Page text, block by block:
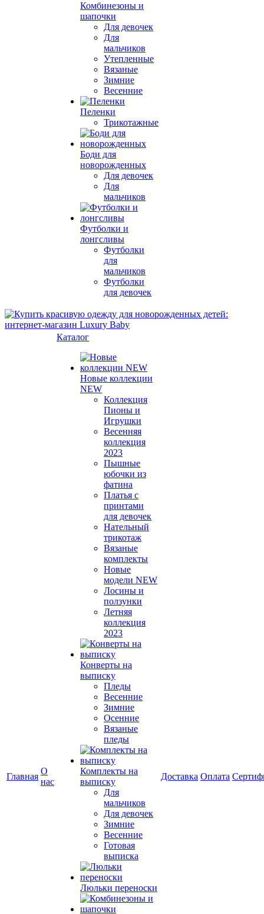
Комбинезоны и
шапочки
Для девочек
Для
мальчиков
Утепленные
Вязаные
Зимние
Весенние
Пеленки
Трикотажные
Боди для
новорожденных
Для девочек
Для
мальчиков
Футболки и
лонгсливы
Футболки
для
мальчиков
Футболки
для девочек
Главная
О
нас
Каталог
Новые коллекции
NEW
Коллекция
Пионы и
Игрушки
Весенняя
коллекция
2023
Пышные
юбочки из
фатина
Платья с
принтами
для девочек
Нательный
трикотаж
Вязаные
комплекты
Новые
модели NEW
Лосины и
ползунки
Летняя
коллекция
2023
Конверты на
выписку
Пледы
Весенние
Зимние
Осенние
Вязаные
пледы
Комплекты на
выписку
Для
мальчиков
Для девочек
Зимние
Весенние
Готовая
выписка
Люльки переноски
Доставка Оплата